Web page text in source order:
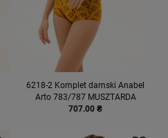
6218-2 Komplet damski Anabel
Arto 783/787 MUSZTARDA
707.00 ₴